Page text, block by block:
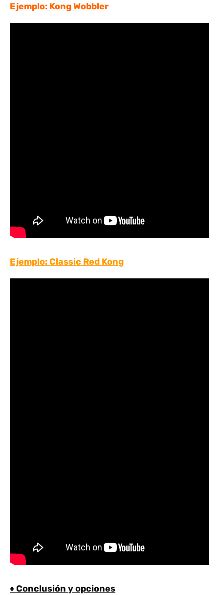
Ejemplo: Kong Wobbler
Ejemplo: Classic Red Kong
♦ Conclusión y opciones